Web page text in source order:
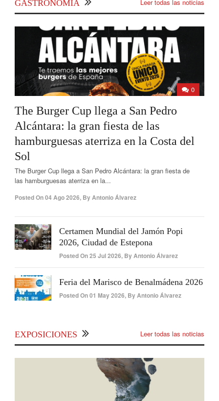
GASTRONOMÍA Leer todas las noticias
0
The Burger Cup llega a San Pedro
Alcántara: la gran fiesta de las
hamburguesas aterriza en la Costa del
Sol
The Burger Cup llega a San Pedro Alcántara: la gran fiesta de
las hamburguesas aterriza en la...
Posted On04 Ago 2026, By Antonio Álvarez
Certamen Mundial del Jamón Popi
2026, Ciudad de Estepona
Posted On25 Jul 2026, By Antonio Álvarez
Feria del Marisco de Benalmádena 2026
Posted On01 May 2026, By Antonio Álvarez
EXPOSICIONES Leer todas las noticias